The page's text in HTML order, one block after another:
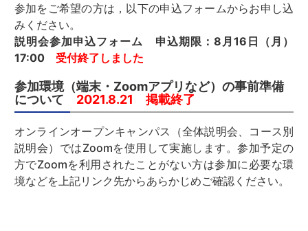
参加をご希望の方は，以下の申込フォームからお申し込
みください。
説明会参加申込フォーム 申込期限：8月16日（月）
17:00 受付終了しました
参加環境（端末・Zoomアプリなど）の事前準備
について 2021.8.21 掲載終了
オンラインオープンキャンパス（全体説明会、コース別
説明会）ではZoomを使用して実施します。参加予定の
方でZoomを利用されたことがない方は参加に必要な環
境などを上記リンク先からあらかじめご確認ください。